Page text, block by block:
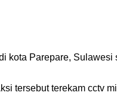
kota Parepare,
tersebut terekam cctv